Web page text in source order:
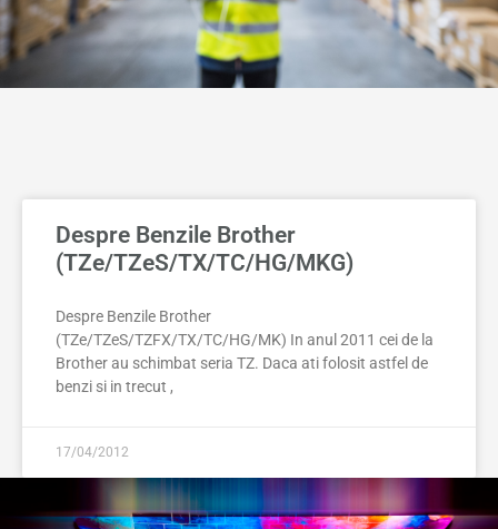
Despre Benzile Brother
(TZe/TZeS/TX/TC/HG/MKG)
Despre Benzile Brother
(TZe/TZeS/TZFX/TX/TC/HG/MK) In anul 2011 cei de la
Brother au schimbat seria TZ. Daca ati folosit astfel de
benzi si in trecut ,
17/04/2012